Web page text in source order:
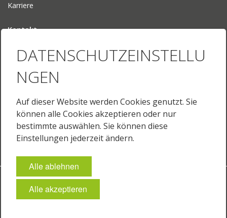
Karriere
Kontakt
Ihr Weg zu uns
Sprache
English
English (US)
Français
Impressum Datenschutz
DATENSCHUTZEINSTELLU
NGEN
Auf dieser Website werden Cookies genutzt. Sie
können alle Cookies akzeptieren oder nur
bestimmte auswählen. Sie können diese
Einstellungen jederzeit ändern.
Alle ablehnen
Alle akzeptieren